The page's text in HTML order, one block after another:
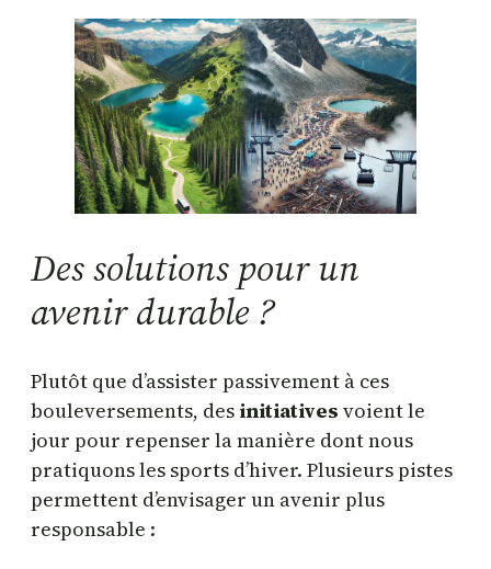
Des solutions pour un
avenir durable ?
Plutôt que d’assister passivement à ces
bouleversements, desinitiatives voient le
jour pour repenser la manière dont nous
pratiquons les sports d’hiver. Plusieurs pistes
permettent d’envisager un avenir plus
responsable :